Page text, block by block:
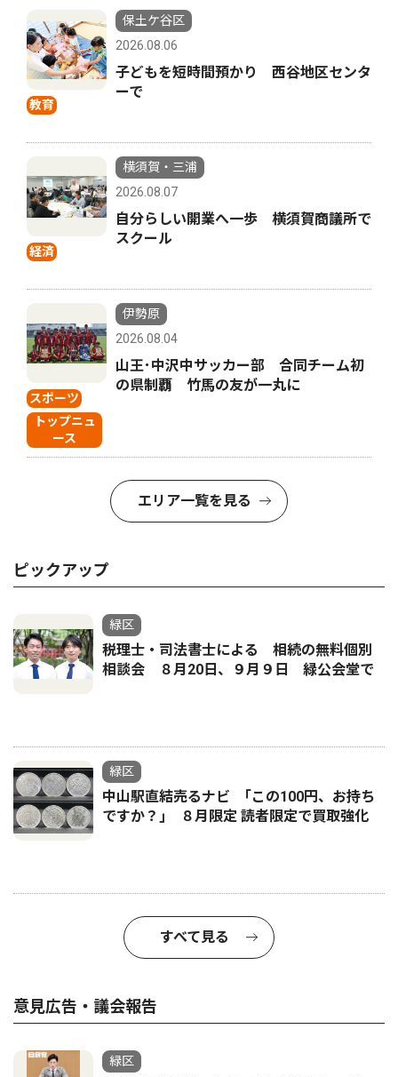
教育
保土ケ谷区
2026.08.06
子どもを短時間預かり 西谷地区センタ
ーで
経済
横須賀・三浦
2026.08.07
自分らしい開業へ一歩 横須賀商議所で
スクール
スポーツ
トップニュ
ース
伊勢原
2026.08.04
山王･中沢中サッカー部 合同チーム初
の県制覇 竹馬の友が一丸に
エリア一覧を見る
ピックアップ
緑区
税理士・司法書士による 相続の無料個別
相談会 ８月20日、９月９日 緑公会堂で
緑区
中山駅直結売るナビ ｢この100円、お持ち
ですか？｣ ８月限定 読者限定で買取強化
すべて見る
意見広告・議会報告
緑区